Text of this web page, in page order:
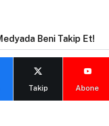
Beni Takip Et!
Takip Abone